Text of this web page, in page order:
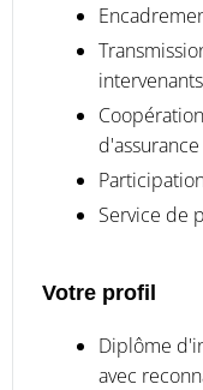
Service de
Votre profil
Diplôme
avec